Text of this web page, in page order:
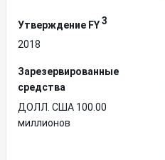
Утверждение FY3
2018
Зарезервированные
средства
ДОЛЛ. США 100.00
миллионов